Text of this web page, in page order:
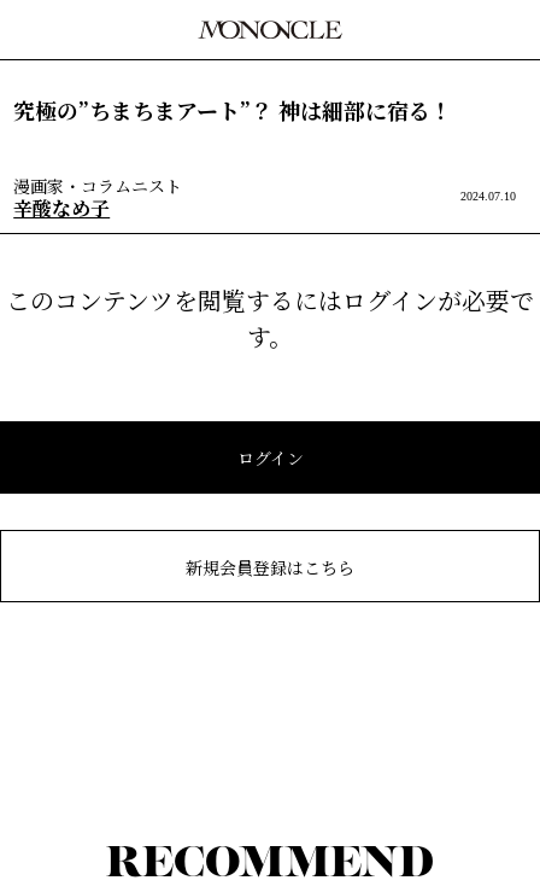
究極の”ちまちまアート”？ 神は細部に宿る！
漫画家・コラムニスト
辛酸なめ子 2024.07.10
このコンテンツを閲覧するにはログインが必要で
す。
ログイン
新規会員登録はこちら
RECOMMEND